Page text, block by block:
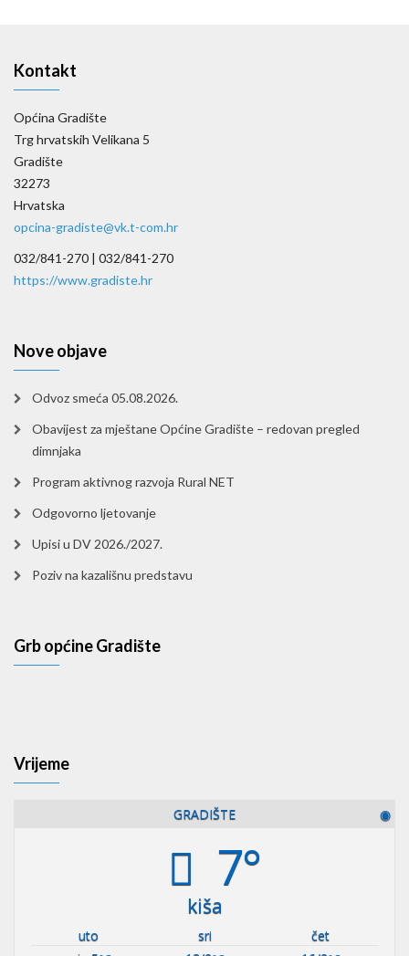
Kontakt
Općina Gradište
Trg hrvatskih Velikana 5
Gradište
32273
Hrvatska
opcina-gradiste@vk.t-com.hr
032/841-270 | 032/841-270
https://www.gradiste.hr
Nove objave
Odvoz smeća 05.08.2026.
Obavijest za mještane Općine Gradište – redovan pregled
dimnjaka
Program aktivnog razvoja Rural NET
Odgovorno ljetovanje
Upisi u DV 2026./2027.
Poziv na kazališnu predstavu
Grb općine Gradište
Vrijeme
GRADIŠTE ◉
7°
kiša
uto sri
čet